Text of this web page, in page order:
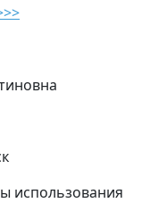
использования